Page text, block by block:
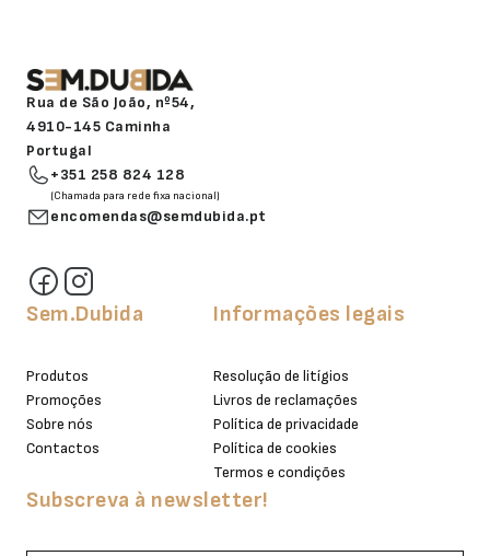
Rua de São João, nº54,
4910-145 Caminha
Portugal
+351 258 824 128
(Chamada para rede fixa nacional)
encomendas@semdubida.pt
Sem.Dubida
Produtos
Promoções
Sobre nós
Contactos
Informações legais
Resolução de litígios
Livros de reclamações
Política de privacidade
Política de cookies
Termos e condições
Subscreva à newsletter!